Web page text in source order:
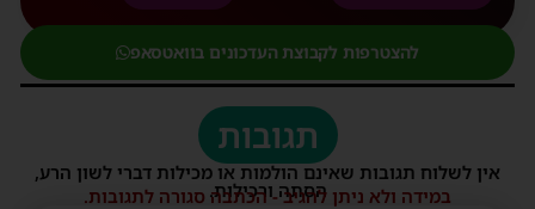
להצטרפות לקבוצת העדכונים בוואטסאפ
תגובות
אין לשלוח תגובות שאינם הולמות או מכילות דברי לשון הרע,
הסתה ורכילות.
במידה ולא ניתן להגיב - הכתבה סגורה לתגובות.